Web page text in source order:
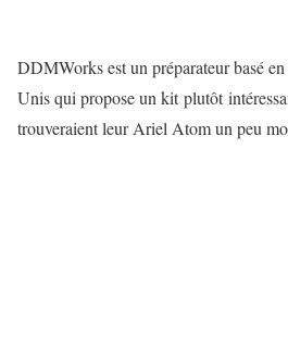
DDMWorks est un préparateur basé
Unis qui propose un kit plutôt
trouveraient leur Ariel Atom un peu